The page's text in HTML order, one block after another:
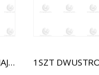
1 TŁUSZCZ. PATELNIA ŻELIWNA W KSZTAŁCIE JAJKA Z WYJMOWANĄ RĄCZKĄ CW-CI011